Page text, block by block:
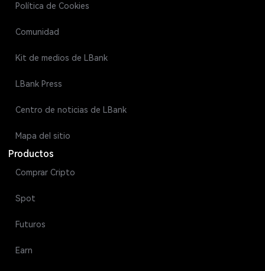
Política de Cookies
Comunidad
Kit de medios de LBank
LBank Press
Centro de noticias de LBank
Mapa del sitio
Productos
Comprar Cripto
Spot
Futuros
Earn